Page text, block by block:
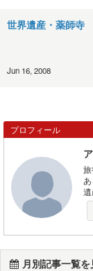
世界遺産・薬師寺
Jun 16, 2008
プロフィール
月別記事一覧を